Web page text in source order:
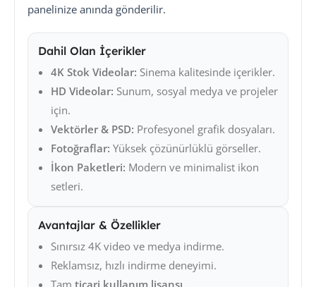
panelinize anında gönderilir.
Dahil Olan İçerikler
4K Stok Videolar: Sinema kalitesinde içerikler.
HD Videolar: Sunum, sosyal medya ve projeler
için.
Vektörler & PSD: Profesyonel grafik dosyaları.
Fotoğraflar: Yüksek çözünürlüklü görseller.
İkon Paketleri: Modern ve minimalist ikon
setleri.
Avantajlar & Özellikler
Sınırsız 4K video ve medya indirme.
Reklamsız, hızlı indirme deneyimi.